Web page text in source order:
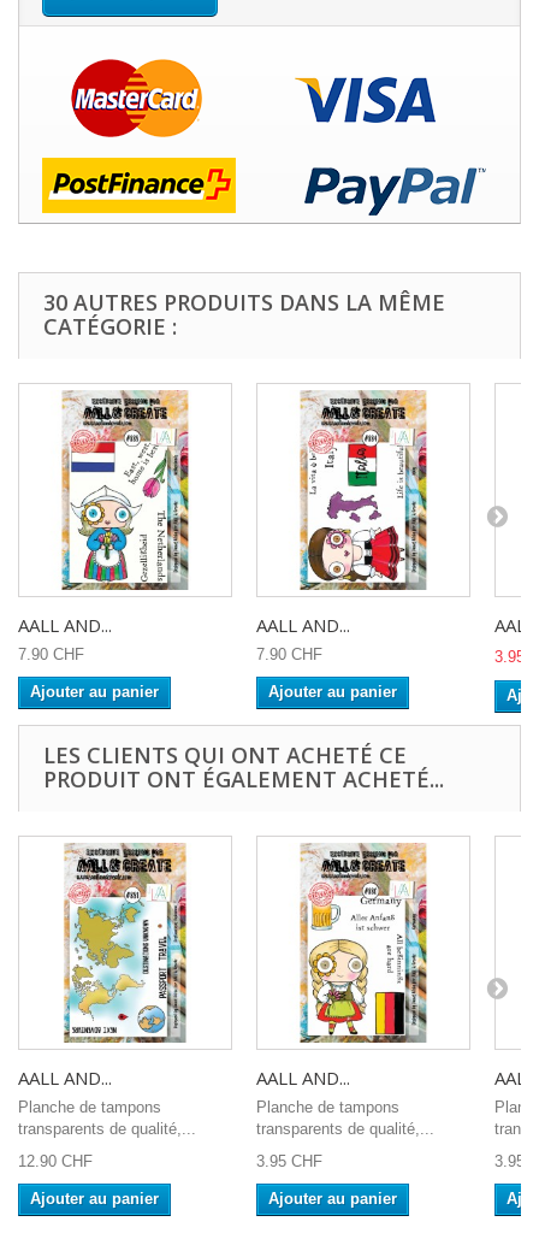
30 AUTRES PRODUITS DANS LA MÊME
CATÉGORIE :
AALL AND...
7.90 CHF
Ajouter au panier
AALL AND...
7.90 CHF
Ajouter au panier
3.95
LES CLIENTS QUI ONT ACHETÉ CE
PRODUIT ONT ÉGALEMENT ACHETÉ...
AALL AND...
Planche de tampons
transparents de qualité,...
12.90 CHF
Ajouter au panier
AALL AND...
Planche de tampons
transparents de qualité,...
3.95 CHF
Ajouter au panier
3.95